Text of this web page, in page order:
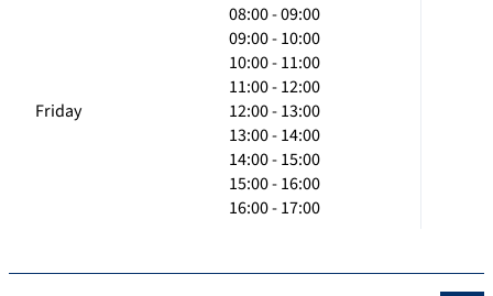
Friday
08:00 - 09:00
09:00 - 10:00
10:00 - 11:00
11:00 - 12:00
12:00 - 13:00
13:00 - 14:00
14:00 - 15:00
15:00 - 16:00
16:00 - 17:00